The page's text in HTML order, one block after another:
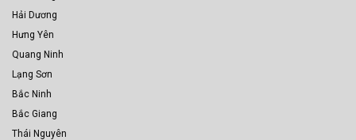
Hải Dương
Hưng Yên
Quang Ninh
Lạng Sơn
Bắc Ninh
Bắc Giang
Thái Nguyên